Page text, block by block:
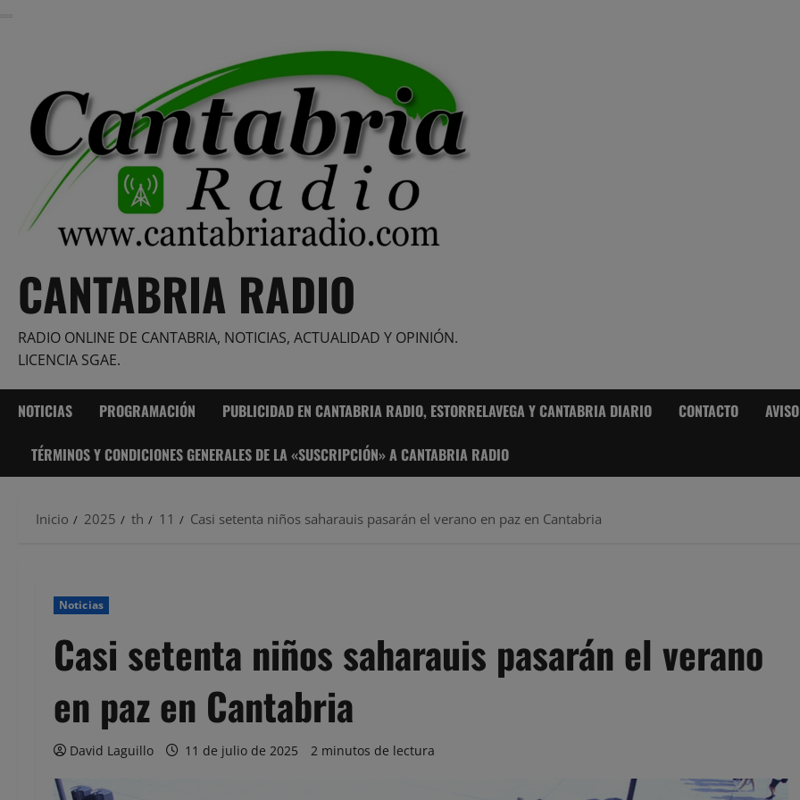
CANTABRIA RADIO
RADIO ONLINE DE CANTABRIA, NOTICIAS, ACTUALIDAD Y OPINIÓN.
LICENCIA SGAE.
NOTICIAS PROGRAMACIÓN PUBLICIDAD EN CANTABRIA RADIO, ESTORRELAVEGA Y CANTABRIA DIARIO CONTACTO
TÉRMINOS Y CONDICIONES GENERALES DE LA «SUSCRIPCIÓN» A CANTABRIA RADIO
Inicio 2025 th 11 Casi setenta niños saharauis pasarán el verano en paz en Cantabria
Noticias
Casi setenta niños saharauis pasarán el verano
en paz en Cantabria
David Laguillo 11 de julio de 2025 2 minutos de lectura